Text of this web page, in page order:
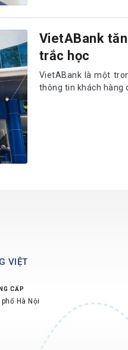
VietABank
trắc học
VietABank là một
thông tin khách hàng
VIỆT
CẤP
Hà Nội